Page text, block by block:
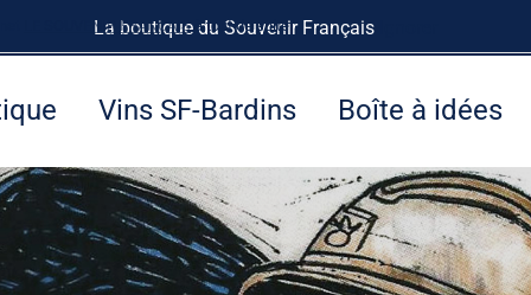
La boutique du Souvenir Français
LE SOUVENIR FRANÇAISà tout de suite.
Vins SF-Bardins Boîte à idées